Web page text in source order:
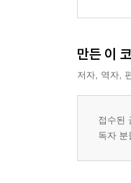
만든 이
저자, 역자,
접수된
독자